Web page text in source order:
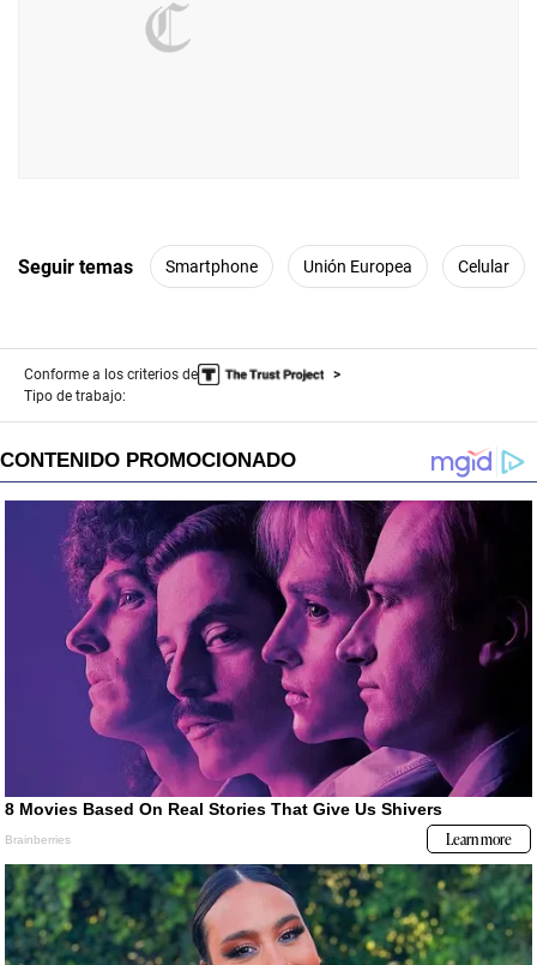
Seguir temas Smartphone Unión Europea Celular
Conforme a los criterios de
Tipo de trabajo: